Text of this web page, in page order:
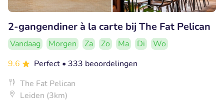
2-gangendiner à la carte bij The Fat Pelican
Vandaag Morgen Za Zo Ma Di
Wo
9.6
Perfect • 333 beoordelingen
The Fat Pelican
Leiden (3km)